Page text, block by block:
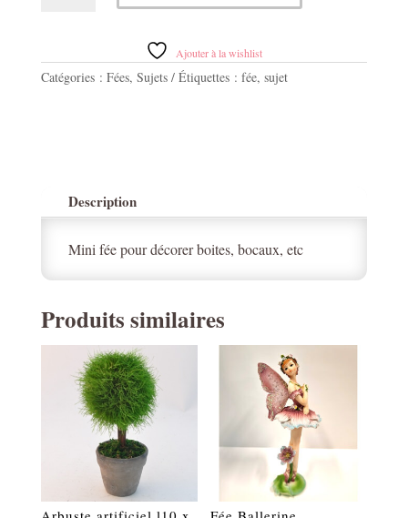
Ajouter à la wishlist
Catégories : Fées, Sujets Étiquettes : fée, sujet
Description
Mini fée pour décorer boites, bocaux, etc
Produits similaires